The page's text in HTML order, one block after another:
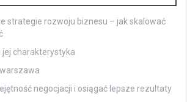
strategie rozwoju biznesu – jak skalować
jej charakterystyka
negocjacji i osiągać lepsze rezultaty